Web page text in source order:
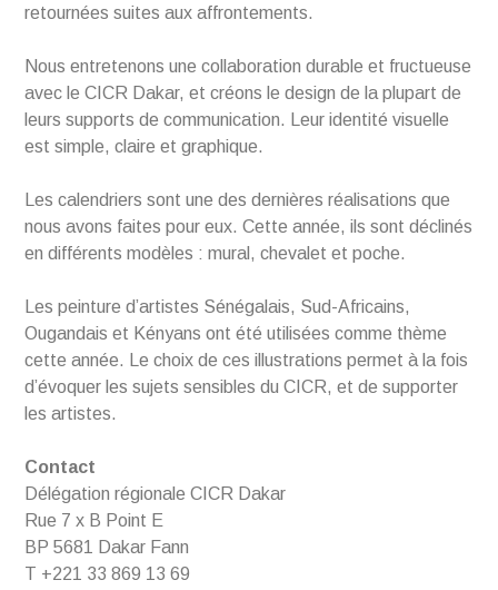
retournées suites aux affrontements.
Nous entretenons une collaboration durable et fructueuse
avec le CICR Dakar, et créons le design de la plupart de
leurs supports de communication. Leur identité visuelle
est simple, claire et graphique.
Les calendriers sont une des dernières réalisations que
nous avons faites pour eux. Cette année, ils sont déclinés
en différents modèles : mural, chevalet et poche.
Les peinture d’artistes Sénégalais, Sud-Africains,
Ougandais et Kényans ont été utilisées comme thème
cette année. Le choix de ces illustrations permet à la fois
d’évoquer les sujets sensibles du CICR, et de supporter
les artistes.
Contact
Délégation régionale CICR Dakar
Rue 7 x B Point E
BP 5681 Dakar Fann
T +221 33 869 13 69